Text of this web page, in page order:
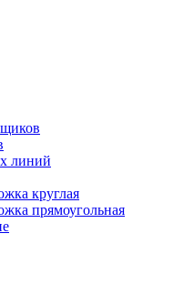
линий
круглая
прямоугольная